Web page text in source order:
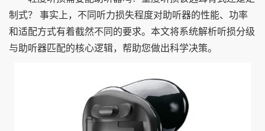
制式？ 事实上，不同听力损失程度对助听器的性能、功率
和适配方式有着截然不同的要求。本文将系统解析听损分级
与助听器匹配的核心逻辑，帮助您做出科学决策。